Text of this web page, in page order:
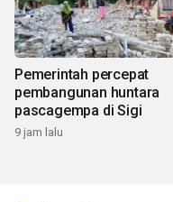
Pemerintah percepat
pembangunan huntara
pascagempa di Sigi
9 jam lalu